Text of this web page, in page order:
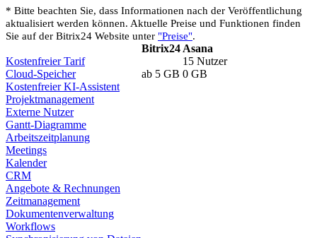
* Bitte beachten Sie, dass Informationen nach der Veröffentlichung
aktualisiert werden können. Aktuelle Preise und Funktionen finden
Sie auf der Bitrix24 Website unter "Preise".
Bitrix24 Asana
Kostenfreier Tarif
15 Nutzer
Cloud-Speicher
ab 5 GB 0 GB
Kostenfreier KI-Assistent
Projektmanagement
Externe Nutzer
Gantt-Diagramme
Arbeitszeitplanung
Meetings
Kalender
CRM
Angebote & Rechnungen
Zeitmanagement
Dokumentenverwaltung
Workflows